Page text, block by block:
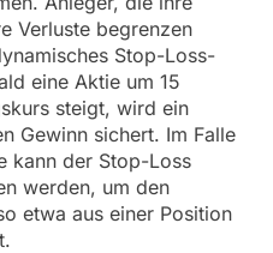
Verluste begrenzen
Stop-Loss-
eine Aktie um 15
steigt, wird ein
Gewinn sichert. Im Falle
kann der Stop-Loss
werden, um den
etwa aus einer Position